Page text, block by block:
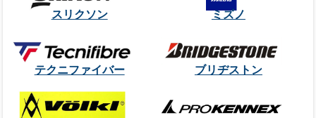
スリクソン ミズノ
テクニファイバー ブリヂストン